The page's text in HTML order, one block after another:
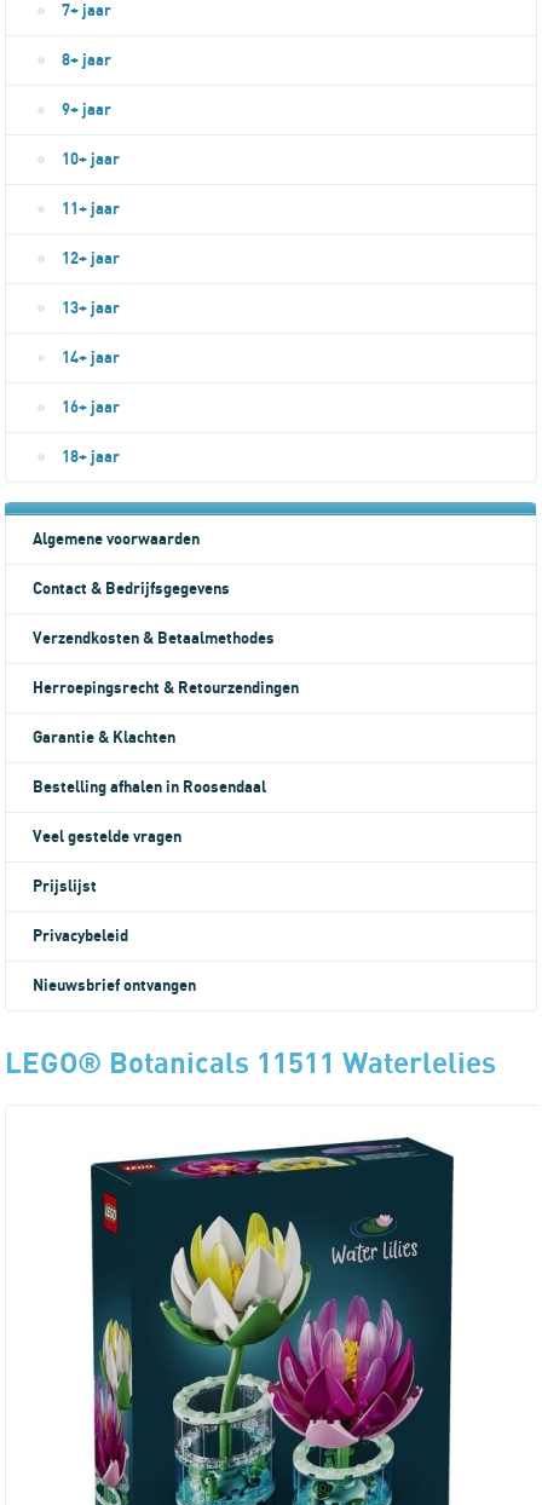
7+ jaar
8+ jaar
9+ jaar
10+ jaar
11+ jaar
12+ jaar
13+ jaar
14+ jaar
16+ jaar
18+ jaar
Algemene voorwaarden
Contact & Bedrijfsgegevens
Verzendkosten & Betaalmethodes
Herroepingsrecht & Retourzendingen
Garantie & Klachten
Bestelling afhalen in Roosendaal
Veel gestelde vragen
Prijslijst
Privacybeleid
Nieuwsbrief ontvangen
LEGO® Botanicals 11511 Waterlelies